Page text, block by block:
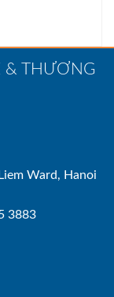
& THƯƠNG
Ward, Hanoi
3883